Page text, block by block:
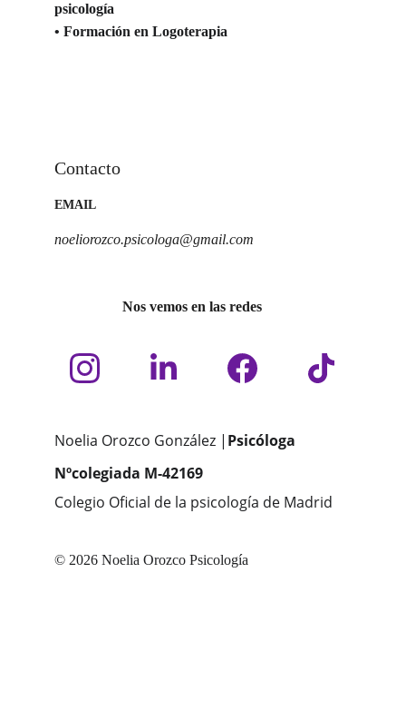
psicología
• Formación en Logoterapia
Contacto
EMAIL
noeliorozco.psicologa@gmail.com
© 2026 Noelia Orozco Psicología
Nos vemos en las redes
Noelia Orozco González | Psicóloga
Nºcolegiada M-42169
Colegio Oficial de la psicología de Madrid